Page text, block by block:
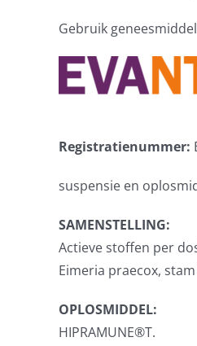
Gebruik
Registratienummer:
suspensie en
SAMENSTELLING:
Actieve stoffen per
Eimeria praecox,
OPLOSMIDDEL:
HIPRAMUNE®T.